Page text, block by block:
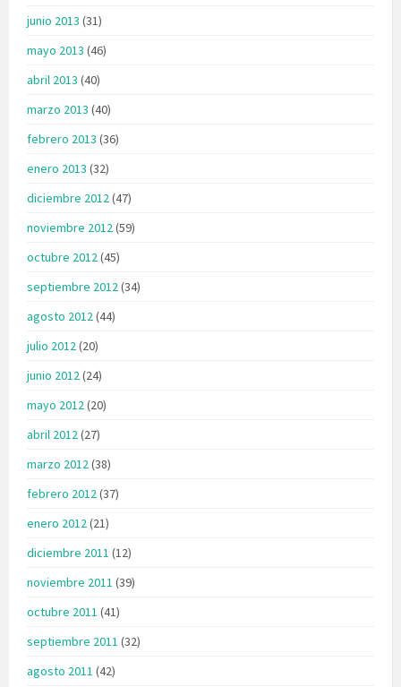
junio 2013 (31)
mayo 2013 (46)
abril 2013 (40)
marzo 2013 (40)
febrero 2013 (36)
enero 2013 (32)
diciembre 2012(47)
noviembre 2012(59)
octubre 2012(45)
septiembre 2012(34)
agosto 2012(44)
julio 2012(20)
junio 2012(24)
mayo 2012(20)
abril 2012(27)
marzo 2012(38)
febrero 2012(37)
enero 2012(21)
diciembre 2011 (12)
noviembre 2011 (39)
octubre 2011 (41)
septiembre 2011 (32)
agosto 2011 (42)